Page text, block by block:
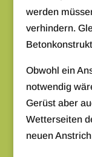
werden
verhindern.
Obwohl ein
notwendig
Gerüst aber
Wetterseiten
neuen